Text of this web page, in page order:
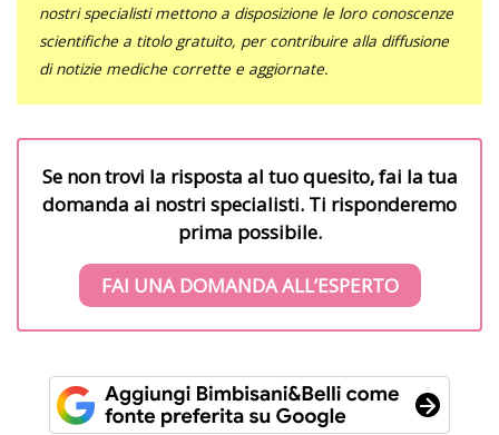
nostri specialisti mettono a disposizione le loro conoscenze
scientifiche a titolo gratuito, per contribuire alla diffusione
di notizie mediche corrette e aggiornate.
Se non trovi la risposta al tuo quesito, fai la tua
domanda ai nostri specialisti. Ti risponderemo
prima possibile.
FAI UNA DOMANDA ALL’ESPERTO